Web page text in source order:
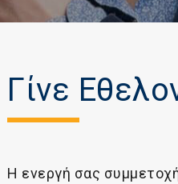
Γίνε
Η ενεργή σας